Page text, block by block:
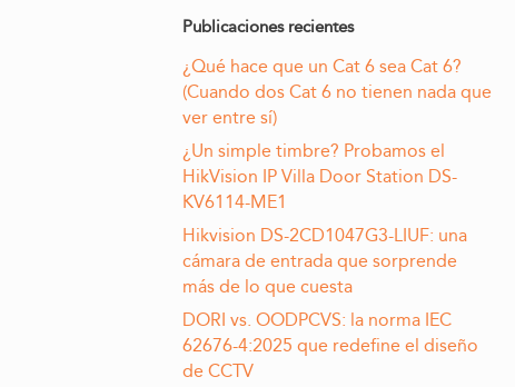
Publicaciones recientes
¿Qué hace que un Cat 6 sea Cat 6?
(Cuando dos Cat 6 no tienen nada que
ver entre sí)
¿Un simple timbre? Probamos el
HikVision IP Villa Door Station DS-
KV6114-ME1
Hikvision DS-2CD1047G3-LIUF: una
cámara de entrada que sorprende
más de lo que cuesta
DORI vs. OODPCVS: la norma IEC
62676-4:2025 que redefine el diseño
de CCTV